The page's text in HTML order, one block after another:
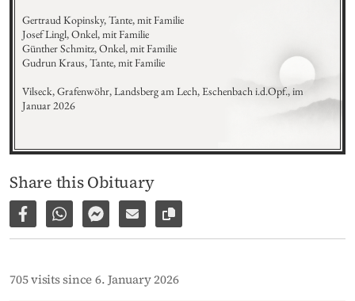
Gertraud Kopinsky, Tante, mit Familie
Josef Lingl, Onkel, mit Familie
Günther Schmitz, Onkel, mit Familie
Gudrun Kraus, Tante, mit Familie
Vilseck, Grafenwöhr, Landsberg am Lech, Eschenbach i.d.Opf., im
Januar 2026
Share this Obituary
Share on Facebook
Share via WhatsApp
Share via Facebook Messenger
Share via E-Mail
Copy link to page
705 visits since 6. January 2026